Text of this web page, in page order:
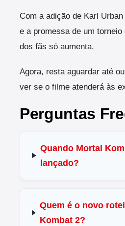
Com a adição de Karl
e a promessa de um
dos fãs só aumenta.
Agora, resta aguardar até
ver se o filme atenderá às
Perguntas
Quando Mortal
lançado?
Quem é o novo
Kombat 2?